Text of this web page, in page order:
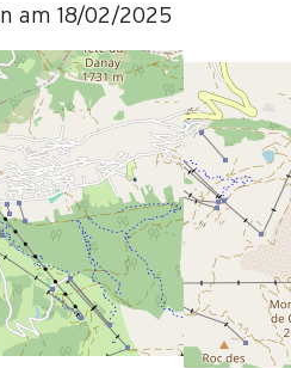
am 18/02/2025
voll und ganz
am 14/01/2025